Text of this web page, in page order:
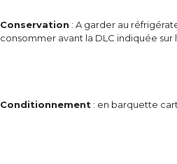
Conservation : A garder au
consommer avant la DLC indiquée sur
Conditionnement : en barquette